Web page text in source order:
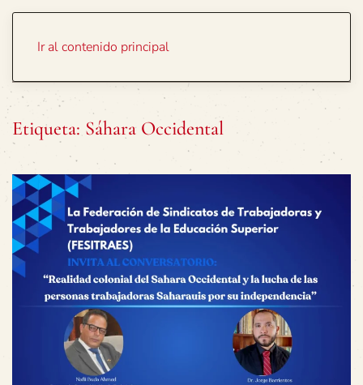
Ir al contenido principal
Etiqueta: Sáhara Occidental